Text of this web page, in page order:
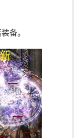
备。